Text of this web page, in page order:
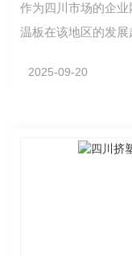
作为四川市场的企
温板在该地区的发
2025-09-20